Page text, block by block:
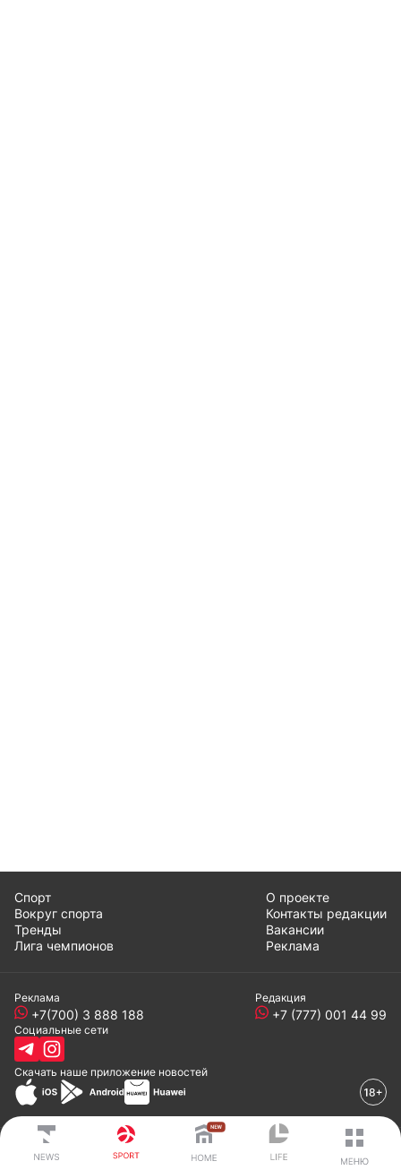
Спорт
Вокруг спорта
Тренды
Лига чемпионов
О проекте
Контакты редакции
Вакансии
Реклама
Реклама
+7(700) 3 888 188
Редакция
+7 (777) 001 44 99
Социальные сети
Скачать наше приложение новостей
© 2008-2024 ТОО «EML»